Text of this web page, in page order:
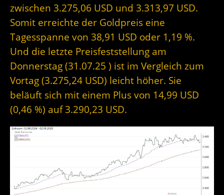
zwischen 3.275,06 USD und 3.313,97 USD.
Somit erreichte der Goldpreis eine
Tagesspanne von 38,91 USD oder 1,19 %.
Und die letzte Preisfeststellung am
Donnerstag (31.07.25 ) ist im Vergleich zum
Vortag (3.275,24 USD) leicht höher. Sie
beläuft sich mit einem Plus von 14,99 USD
(0,46 %) auf 3.290,23 USD.